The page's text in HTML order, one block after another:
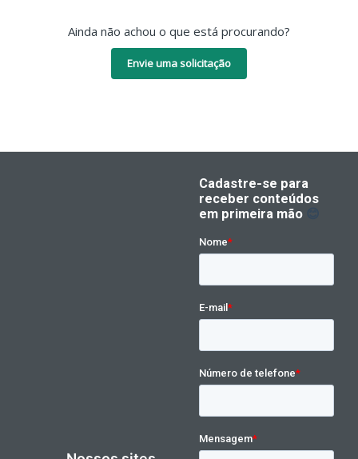
Ainda não achou o que está procurando?
Envie uma solicitação